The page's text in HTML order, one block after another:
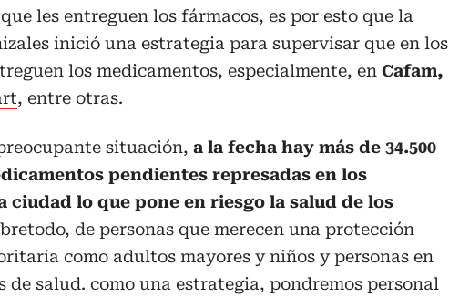
les entreguen los fármacos, es por esto que la
inició una estrategia para supervisar que en los
los medicamentos, especialmente, en Cafam,
, entre otras.
situación, a la fecha hay más de 34.500
pendientes represadas en los
ciudad lo que pone en riesgo la salud de los
de personas que merecen una protección
como adultos mayores y niños y personas en
de salud. como una estrategia, pondremos personal